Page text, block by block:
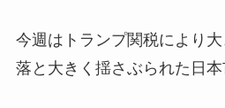
今週はトランプ関税により
落と大きく揺さぶられた日本